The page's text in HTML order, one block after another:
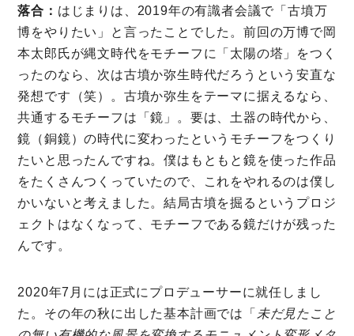
落合： はじまりは、2019年の有識者会議で「古墳万
博をやりたい」と言ったことでした。前回の万博で岡
本太郎氏が縄文時代をモチーフに「太陽の塔」をつく
ったのなら、次は古墳か弥生時代だろうという安直な
発想です（笑）。古墳か弥生をテーマに据えるなら、
共通するモチーフは「鏡」。要は、土器の時代から、
鏡（銅鏡）の時代に変わったというモチーフをつくり
たいと思ったんですね。僕はもともと鏡を使った作品
をたくさんつくっていたので、これをやれるのは僕し
かいないと考えました。結局古墳を掘るというプロジ
ェクトはなくなって、モチーフである鏡だけが残った
んです。
2020年7月には正式にプロデューサーに就任しまし
た。その年の秋に出した基本計画では「 未だ見たこと